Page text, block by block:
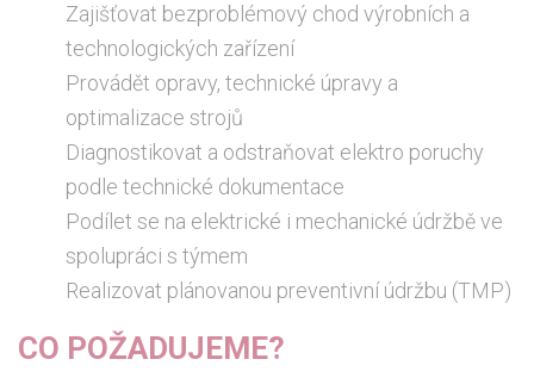
Zajišťovat bezproblémový chod výrobních a
technologických zařízení
Provádět opravy, technické úpravy a
optimalizace strojů
Diagnostikovat a odstraňovat elektro poruchy
podle technické dokumentace
Podílet se na elektrické i mechanické údržbě ve
spolupráci s týmem
Realizovat plánovanou preventivní údržbu (TMP)
CO POŽADUJEME?